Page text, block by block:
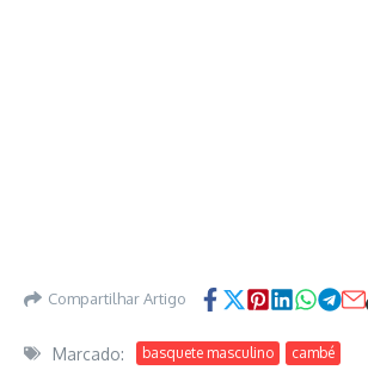
Compartilhar Artigo
Marcado: basquete masculino
cambé